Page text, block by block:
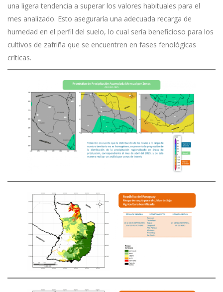
una ligera tendencia a superar los valores habituales para el
mes analizado. Esto aseguraría una adecuada recarga de
humedad en el perfil del suelo, lo cual sería beneficioso para los
cultivos de zafriña que se encuentren en fases fenológicas
críticas.